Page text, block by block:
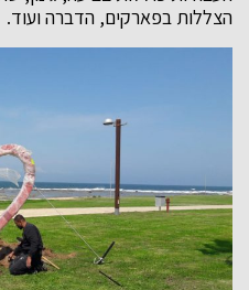
הצללות בפארקים, הדברה ועוד.